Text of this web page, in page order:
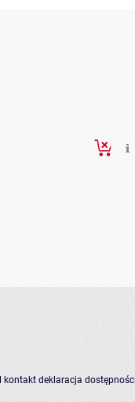
kontakt deklaracja